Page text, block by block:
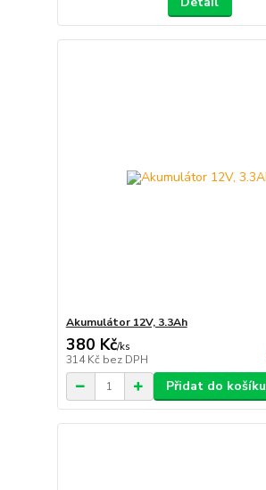
Akumulátor 12V, 3.3Ah
380 Kč/ks
314 Kč bez DPH
Přidat do košíku